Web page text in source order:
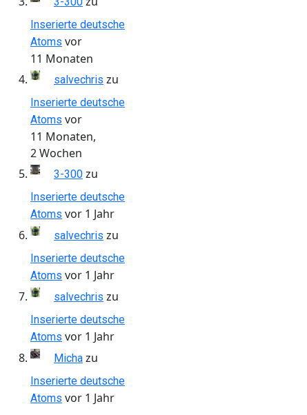
Inserierte deutsche
Atoms vor
11 Monaten
salvechris zu
Inserierte deutsche
Atoms vor
11 Monaten,
2 Wochen
3-300 zu
Inserierte deutsche
Atoms vor 1 Jahr
salvechris zu
Inserierte deutsche
Atoms vor 1 Jahr
salvechris zu
Inserierte deutsche
Atoms vor 1 Jahr
Micha zu
Inserierte deutsche
Atoms vor 1 Jahr